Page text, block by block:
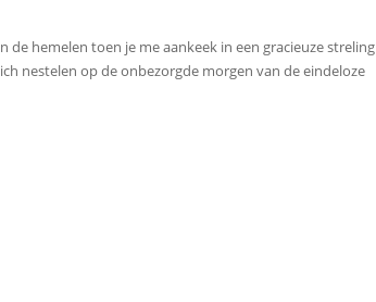
de hemelen toen je me aankeek in een gracieuze streling
nestelen op de onbezorgde morgen van de eindeloze